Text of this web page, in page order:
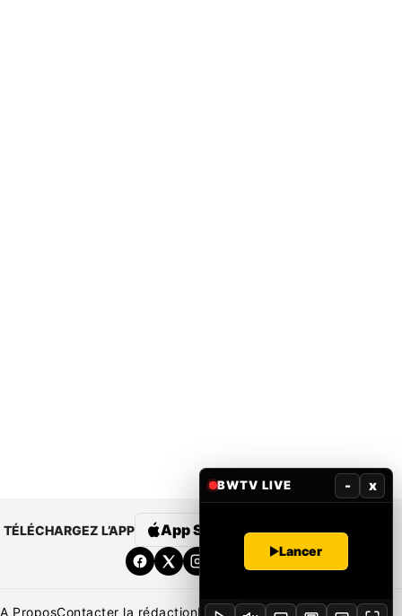
TÉLÉCHARGEZ L’APP App Store Google Play
A ProposContacter la rédactionRédaction Mentions légales
BWTV LIVE - x
Lancer